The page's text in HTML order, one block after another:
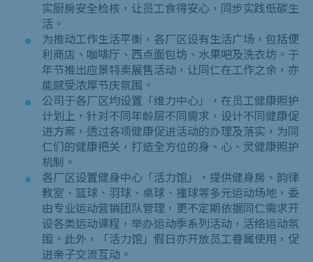
实厨房安全检核，让员工食得安心，同步实践低碳生
活。
为推动工作生活平衡，各厂区设有生活广场，包括便
利商店、咖啡厅、西点面包坊、水果吧及洗衣坊。于
年节推出应景特卖展售活动，让同仁在工作之余，亦
能感受浓厚节庆氛围。
公司于各厂区均设置「维力中心」，在员工健康照护
计划上，针对不同年龄层不同需求，设计不同健康促
进方案，透过各项健康促进活动的办理及落实，为同
仁们的健康把关，打造全方位的身、心、灵健康照护
机制。
各厂区设置健身中心「活力馆」，提供健身房、韵律
教室、篮球、羽球、桌球、撞球等多元运动场地，委
由专业运动营销团队管理，更不定期依据同仁需求开
设各类运动课程，举办运动季系列活动，活络运动氛
围。此外，「活力馆」假日亦开放员工眷属使用，促
进亲子交流互动。